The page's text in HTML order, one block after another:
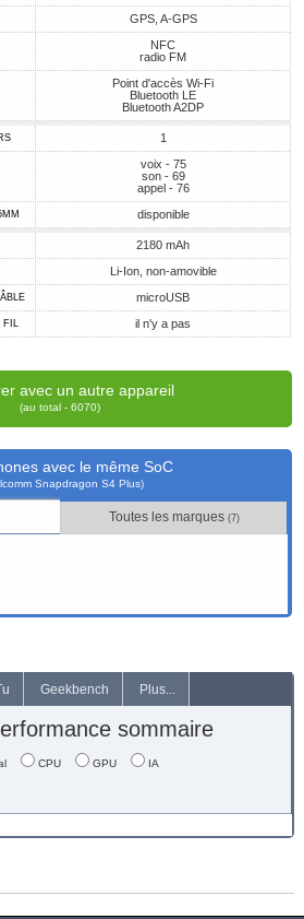
GPS, A-GPS
NFC
radio FM
Point d'accès Wi-Fi
Bluetooth LE
Bluetooth A2DP
1
voix - 75
son - 69
appel - 76
disponible
2180 mAh
Li-Ion, non-amovible
microUSB
FIL il n'y a pas
avec un autre appareil
(au total - 6070)
avec le même SoC
Snapdragon S4 Plus)
Toutes les marques (7)
Geekbench Plus...
sommaire
CPU GPU IA